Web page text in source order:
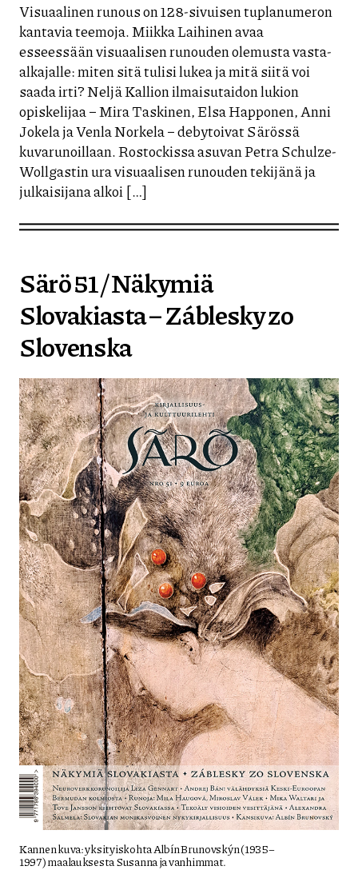
Visuaalinen runous on 128-sivuisen tuplanumeron
kantavia teemoja. Miikka Laihinen avaa
esseessään visuaalisen runouden olemusta vasta-
alkajalle: miten sitä tulisi lukea ja mitä siitä voi
saada irti? Neljä Kallion ilmaisutaidon lukion
opiskelijaa – Mira Taskinen, Elsa Happonen, Anni
Jokela ja Venla Norkela – debytoivat Särössä
kuvarunoillaan. Rostockissa asuvan Petra Schulze-
Wollgastin ura visuaalisen runouden tekijänä ja
julkaisijana alkoi […]
Särö 51 / Näkymiä
Slovakiasta – Záblesky zo
Slovenska
Kannen kuva: yksityiskohta Albín Brunovskýn (1935–
1997) maalauksesta Susanna ja vanhimmat.